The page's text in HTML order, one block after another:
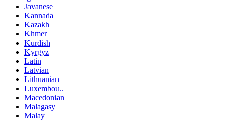
Javanese
Kannada
Kazakh
Khmer
Kurdish
Kyrgyz
Latin
Latvian
Lithuanian
Luxembou..
Macedonian
Malagasy
Malay